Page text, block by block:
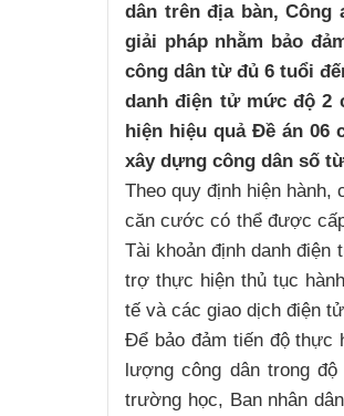
dân trên địa bàn,
giải pháp nhằm bảo
công dân từ đủ 6 tuổi
danh điện tử mức độ 2
hiện hiệu quả Đề án 06
xây dựng công dân số
Theo quy định hiện
căn cước có thể được
Tài khoản định danh
trợ thực hiện thủ tục
tế và các giao dịch điện
Để bảo đảm tiến độ thực
lượng công dân trong
trường học, Ban nhân